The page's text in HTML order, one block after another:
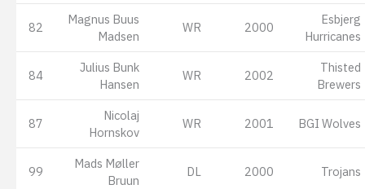
82
Magnus Buus
Madsen
WR 2000
Esbjerg
Hurricanes
84
Julius Bunk
Hansen
WR 2002
Thisted
Brewers
87
Nicolaj
Hornskov
WR 2001 BGI Wolves
99
Mads Møller
Bruun
DL 2000 Trojans